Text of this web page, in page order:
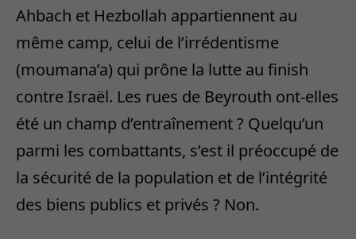
Ahbach et Hezbollah appartiennent au
même camp, celui de l’irrédentisme
(moumana’a) qui prône la lutte au finish
contre Israël. Les rues de Beyrouth ont-elles
été un champ d’entraînement ? Quelqu’un
parmi les combattants, s’est il préoccupé de
la sécurité de la population et de l’intégrité
des biens publics et privés ? Non.